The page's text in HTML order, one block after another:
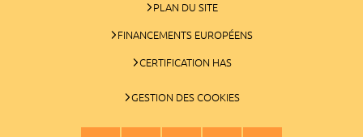
PLAN DU SITE
FINANCEMENTS EUROPÉENS
CERTIFICATION HAS
GESTION DES COOKIES